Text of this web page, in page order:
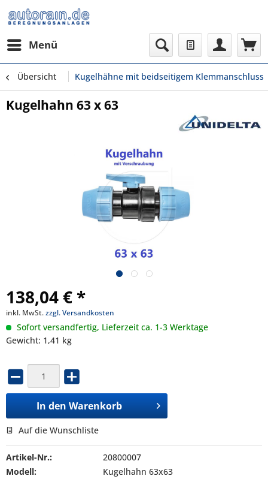
Menü
Übersicht Kugelhähne mit beidseitigem Klemmanschluss
Kugelhahn 63 x 63
138,04 € *
inkl. MwSt.zzgl. Versandkosten
Sofort versandfertig, Lieferzeit ca. 1-3 Werktage
Gewicht: 1,41 kg
In den Warenkorb
Auf die Wunschliste
Artikel-Nr.:
20800007
Modell:
Kugelhahn 63x63